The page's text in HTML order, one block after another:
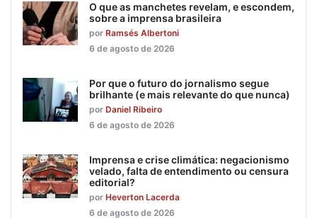
O que as manchetes revelam, e escondem,
sobre a imprensa brasileira
por Ramsés Albertoni
6 de agosto de 2026
Por que o futuro do jornalismo segue
brilhante (e mais relevante do que nunca)
por Daniel Ribeiro
6 de agosto de 2026
Imprensa e crise climática: negacionismo
velado, falta de entendimento ou censura
editorial?
por Heverton Lacerda
6 de agosto de 2026